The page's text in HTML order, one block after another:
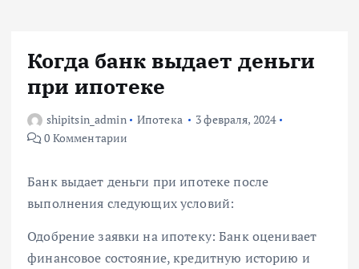
Когда банк выдает деньги
при ипотеке
shipitsin_admin Ипотека
3 февраля, 2024
0 Комментарии
Банк выдает деньги при ипотеке после
выполнения следующих условий:
Одобрение заявки на ипотеку: Банк оценивает
финансовое состояние, кредитную историю и